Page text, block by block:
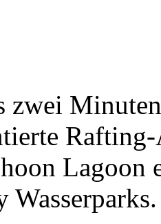
zwei
Lagoon
Wasserparks.